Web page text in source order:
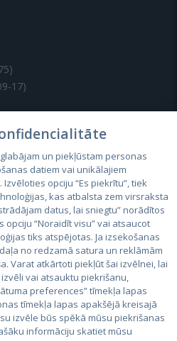
17)
un piekļūstam personas
datiem vai unikālajiem
opciju “Es piekrītu”, tiek
kas atbalsta zem virsraksta
datus, lai sniegtu” norādītos
“Noraidīt visu” vai atsaucot
tiks atspējotas. Ja izsekošanas
no redzamā satura un reklāmām
Varat atkārtoti piekļūt šai izvēlnei, lai
vai atsauktu piekrišanu,
preferences” tīmekļa lapas
tīmekļa lapas apakšējā kreisajā
izvēle būs spēkā mūsu piekrišanas
informāciju skatiet mūsu